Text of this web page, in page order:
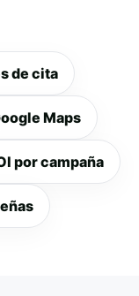
de cita
Maps
por campaña